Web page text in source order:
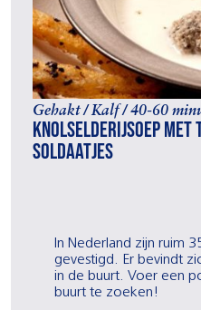
Gehakt / Kalf / 40-60
Knolselderijsoep
soldaatjes
In Nederland zijn ruim
gevestigd. Er bevindt
in de buurt. Voer een
buurt te zoeken!